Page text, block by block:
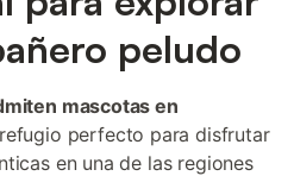
peludo
mascotas en
perfecto para disfrutar
en una de las regiones